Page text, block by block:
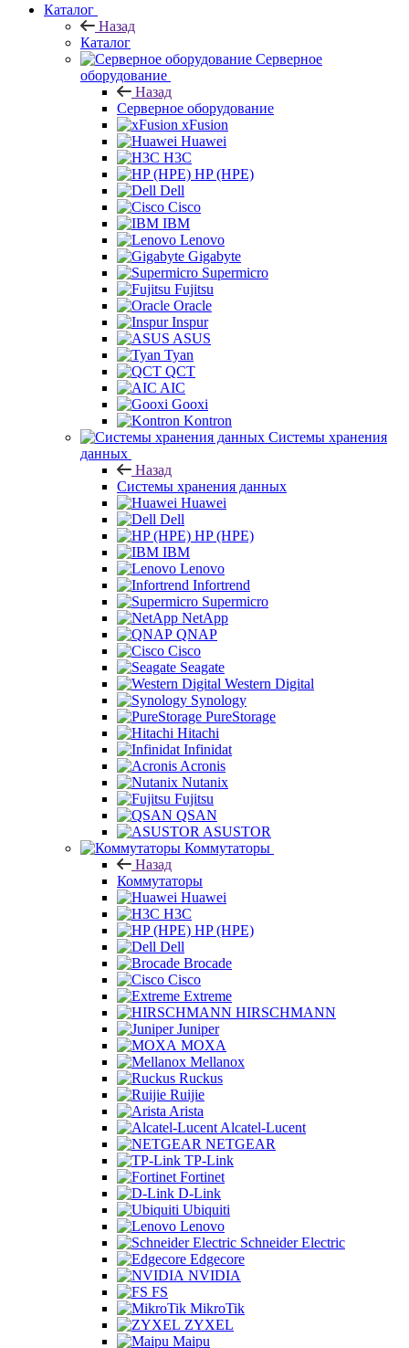
Каталог
Назад
Каталог
Серверное
оборудование
Назад
Серверное оборудование
xFusion
Huawei
H3C
HP (HPE)
Dell
Cisco
IBM
Lenovo
Gigabyte
Supermicro
Fujitsu
Oracle
Inspur
ASUS
Tyan
QCT
AIC
Gooxi
Kontron
Системы хранения
данных
Назад
Системы хранения данных
Huawei
Dell
HP (HPE)
IBM
Lenovo
Infortrend
Supermicro
NetApp
QNAP
Cisco
Seagate
Western Digital
Synology
PureStorage
Hitachi
Infinidat
Acronis
Nutanix
Fujitsu
QSAN
ASUSTOR
Коммутаторы
Назад
Коммутаторы
Huawei
H3C
HP (HPE)
Dell
Brocade
Cisco
Extreme
HIRSCHMANN
Juniper
MOXA
Mellanox
Ruckus
Ruijie
Arista
Alcatel-Lucent
NETGEAR
TP-Link
Fortinet
D-Link
Ubiquiti
Lenovo
Schneider Electric
Edgecore
NVIDIA
FS
MikroTik
ZYXEL
Maipu